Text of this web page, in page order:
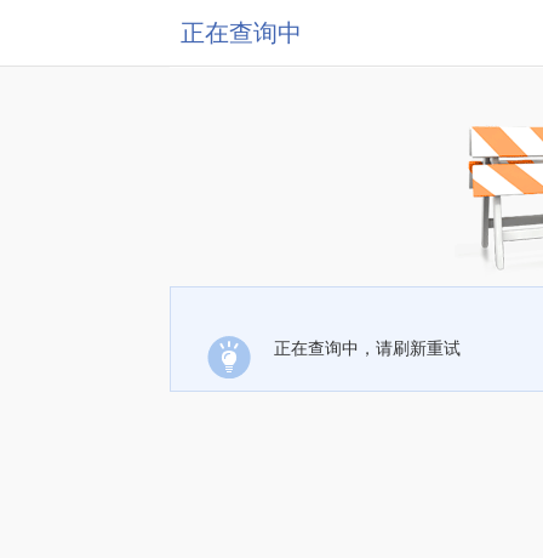
正在查询中
正在查询中，请刷新重试